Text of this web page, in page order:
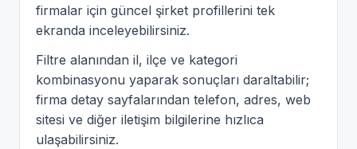
firmalar için güncel şirket profillerini tek
ekranda inceleyebilirsiniz.
Filtre alanından il, ilçe ve kategori
kombinasyonu yaparak sonuçları daraltabilir;
firma detay sayfalarından telefon, adres, web
sitesi ve diğer iletişim bilgilerine hızlıca
ulaşabilirsiniz.